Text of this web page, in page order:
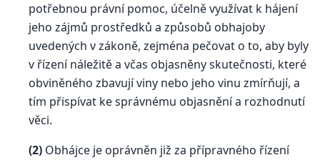
potřebnou právní pomoc, účelně využívat k hájení
jeho zájmů prostředků a způsobů obhajoby
uvedených v zákoně, zejména pečovat o to, aby byly
v řízení náležitě a včas objasněny skutečnosti, které
obviněného zbavují viny nebo jeho vinu zmírňují, a
tím přispívat ke správnému objasnění a rozhodnutí
věci.
(2) Obhájce je oprávněn již za přípravného řízení